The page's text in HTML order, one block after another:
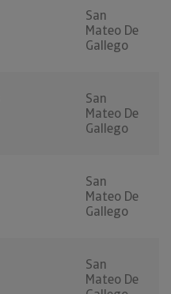
San
Mateo De
Gallego
San
Mateo De
Gallego
San
Mateo De
Gallego
San
Mateo De